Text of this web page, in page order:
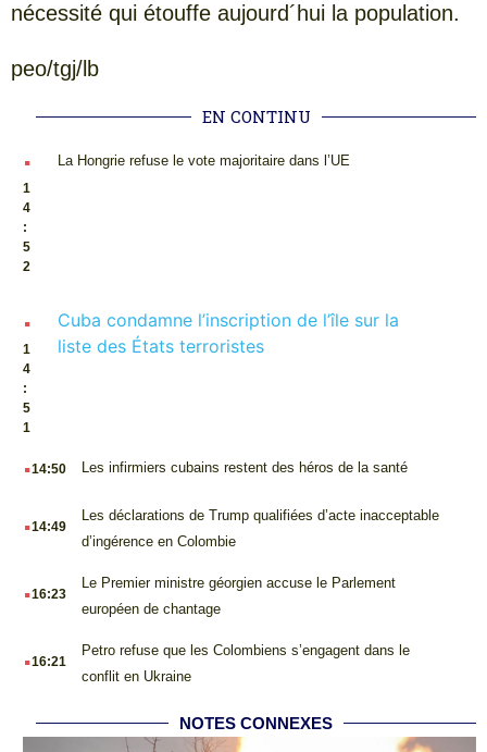
nécessité qui étouffe aujourd´hui la population.
peo/tgj/lb
EN CONTINU
.
1
4
:
5
2
La Hongrie refuse le vote majoritaire dans l’UE
.
1
4
:
5
1
Cuba condamne l’inscription de l’île sur la
liste des États terroristes
.14:50 Les infirmiers cubains restent des héros de la santé
.14:49
Les déclarations de Trump qualifiées d’acte inacceptable
d’ingérence en Colombie
.16:23
Le Premier ministre géorgien accuse le Parlement
européen de chantage
.16:21
Petro refuse que les Colombiens s’engagent dans le
conflit en Ukraine
NOTES CONNEXES